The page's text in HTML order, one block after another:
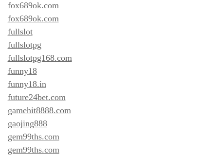
fox689ok.com
fox689ok.com
fullslot
fullslotpg
fullslotpg168.com
funny18
funny18.in
future24bet.com
gamehit8888.com
gaojing888
gem99ths.com
gem99ths.com